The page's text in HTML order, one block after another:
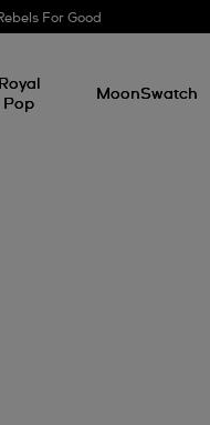
For Good
Royal
Pop
MoonSwatch